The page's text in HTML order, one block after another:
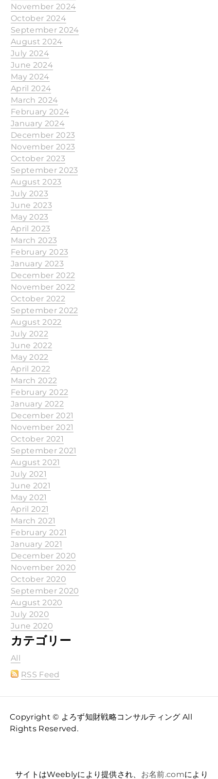
November 2024
October 2024
September 2024
August 2024
July 2024
June 2024
May 2024
April 2024
March 2024
February 2024
January 2024
December 2023
November 2023
October 2023
September 2023
August 2023
July 2023
June 2023
May 2023
April 2023
March 2023
February 2023
January 2023
December 2022
November 2022
October 2022
September 2022
August 2022
July 2022
June 2022
May 2022
April 2022
March 2022
February 2022
January 2022
December 2021
November 2021
October 2021
September 2021
August 2021
July 2021
June 2021
May 2021
April 2021
March 2021
February 2021
January 2021
December 2020
November 2020
October 2020
September 2020
August 2020
July 2020
June 2020
カテゴリー
All
RSS Feed
Copyright © よろず知財戦略コンサルティング All
Rights Reserved.
サイトはWeeblyにより提供され、 お名前.comにより